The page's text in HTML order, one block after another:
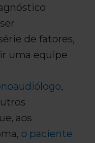
de fatores,
uma equipe
,
aos
o paciente